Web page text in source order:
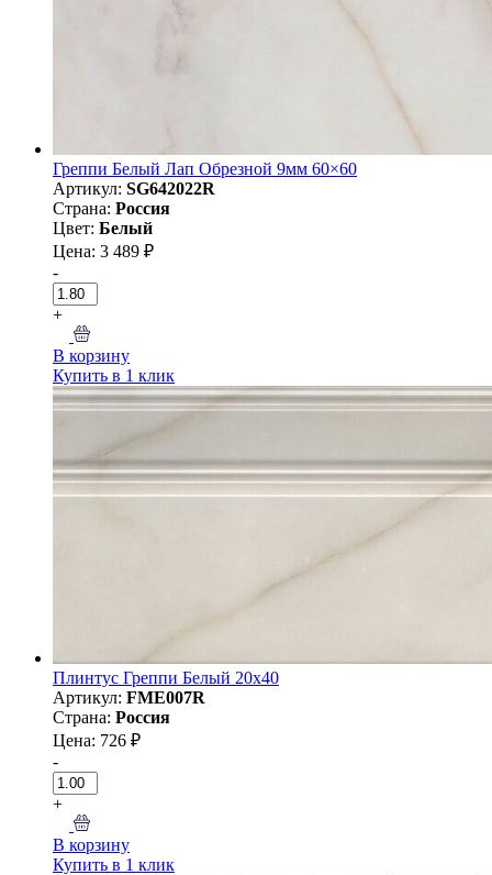
Греппи Белый Лап Обрезной 9мм 60×60
Артикул: SG642022R
Страна: Россия
Цвет: Белый
Цена: 3 489 ₽
-
+
В корзину
Купить в 1 клик
Плинтус Греппи Белый 20х40
Артикул: FME007R
Страна: Россия
Цена: 726 ₽
-
+
В корзину
Купить в 1 клик